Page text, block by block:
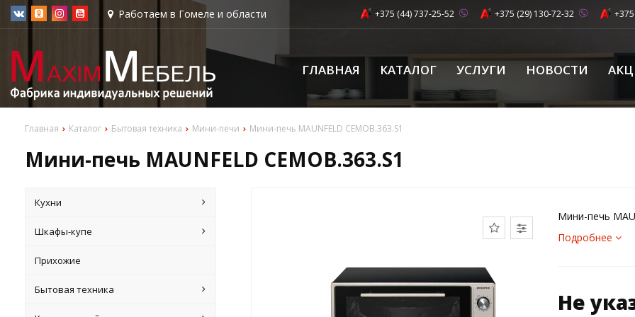
Работаем в Гомеле и области +375 (44) 737-25-52 +375 (29) 130-72-32
ГЛАВНАЯ КАТАЛОГ УСЛУГИ НОВОСТИ
Главная Каталог Бытовая техника Мини-печи Мини-печь MAUNFELD СEMOB.363.S1
Мини-печь MAUNFELD СEMOB.363.S1
Кухни
Шкафы-купе
Прихожие
Бытовая техника
Мини-печь
Подробнее
Не